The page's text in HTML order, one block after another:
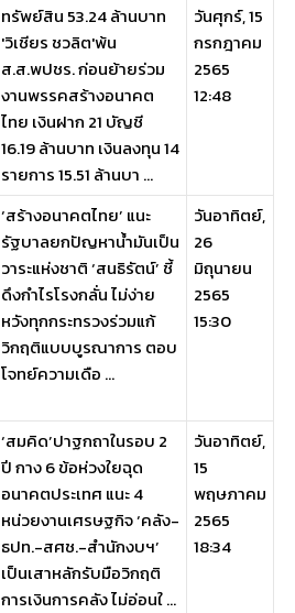
ทรัพย์สิน 53.24 ล้านบาท
'วิเชียร ชวลิต'พ้น
ส.ส.พปชร. ก่อนย้ายร่วม
งานพรรคสร้างอนาคต
ไทย เงินฝาก 21 บัญชี
16.19 ล้านบาท เงินลงทุน 14
รายการ 15.51 ล้านบา ...
วันศุกร์, 15
กรกฎาคม
2565
12:48
‘สร้างอนาคตไทย’ แนะ
รัฐบาลยกปัญหาน้ำมันเป็น
วาระแห่งชาติ ‘สนธิรัตน์’ ชี้
ดึงกำไรโรงกลั่น ไม่ง่าย
หวังทุกกระทรวงร่วมแก้
วิกฤติแบบบูรณาการ ตอบ
โจทย์ความเดือ ...
วันอาทิตย์,
26
มิถุนายน
2565
15:30
‘สมคิด’ปาฐกถาในรอบ 2
ปี กาง 6 ข้อห่วงใยฉุด
อนาคตประเทศ แนะ 4
หน่วยงานเศรษฐกิจ ‘คลัง-
ธปท.-สศช.-สำนักงบฯ’
เป็นเสาหลักรับมือวิกฤติ
การเงินการคลัง ไม่อ่อนใ ...
วันอาทิตย์,
15
พฤษภาคม
2565
18:34